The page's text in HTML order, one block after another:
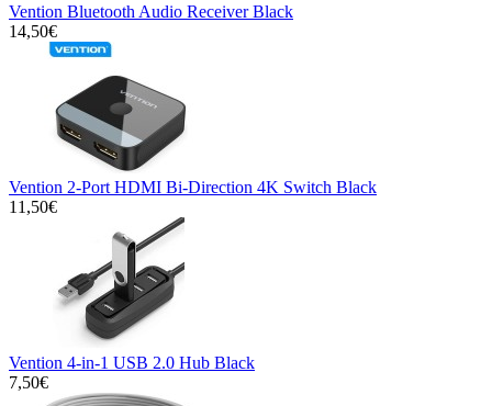
Vention Bluetooth Audio Receiver Black
14,50€
Vention 2-Port HDMI Bi-Direction 4K Switch Black
11,50€
Vention 4-in-1 USB 2.0 Hub Black
7,50€